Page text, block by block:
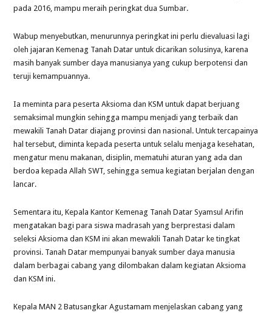
pada 2016, mampu meraih peringkat dua Sumbar.
Wabup menyebutkan, menurunnya peringkat ini perlu dievaluasi lagi
oleh jajaran Kemenag Tanah Datar untuk dicarikan solusinya, karena
masih banyak sumber daya manusianya yang cukup berpotensi dan
teruji kemampuannya.
Ia meminta para peserta Aksioma dan KSM untuk dapat berjuang
semaksimal mungkin sehingga mampu menjadi yang terbaik dan
mewakili Tanah Datar diajang provinsi dan nasional. Untuk tercapainya
hal tersebut, diminta kepada peserta untuk selalu menjaga kesehatan,
mengatur menu makanan, disiplin, mematuhi aturan yang ada dan
berdoa kepada Allah SWT, sehingga semua kegiatan berjalan dengan
lancar.
Sementara itu, Kepala Kantor Kemenag Tanah Datar Syamsul Arifin
mengatakan bagi para siswa madrasah yang berprestasi dalam
seleksi Aksioma dan KSM ini akan mewakili Tanah Datar ke tingkat
provinsi. Tanah Datar mempunyai banyak sumber daya manusia
dalam berbagai cabang yang dilombakan dalam kegiatan Aksioma
dan KSM ini.
Kepala MAN 2 Batusangkar Agustamam menjelaskan cabang yang